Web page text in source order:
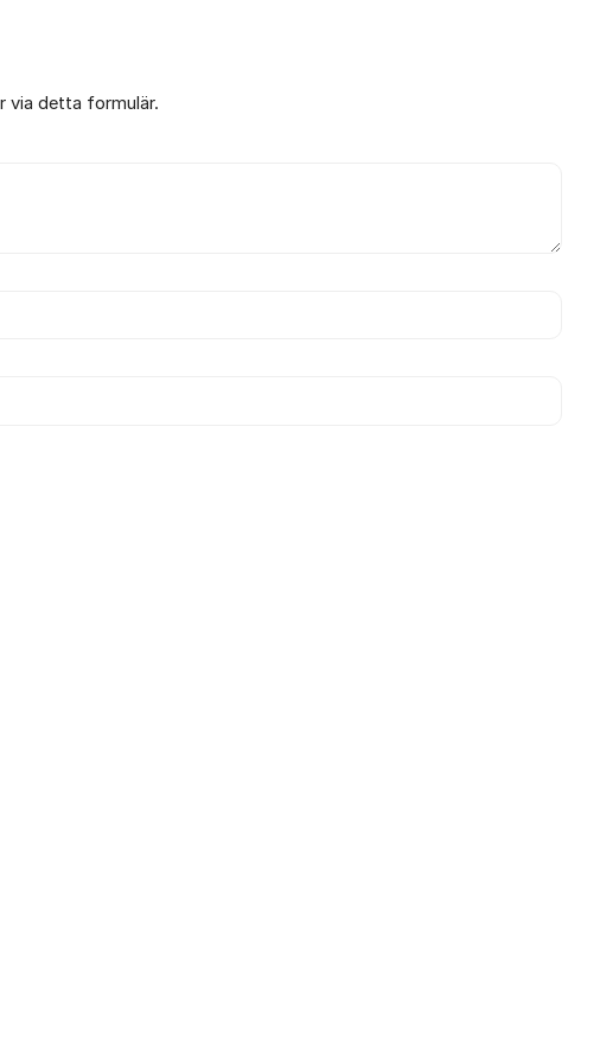
via detta formulär.